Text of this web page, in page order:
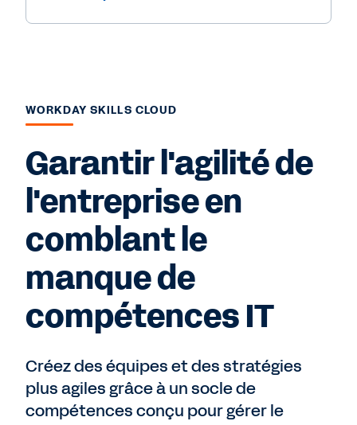
WORKDAY SKILLS CLOUD
Garantir l'agilité de
l'entreprise en
comblant le
manque de
compétences IT
Créez des équipes et des stratégies
plus agiles grâce à un socle de
compétences conçu pour gérer le